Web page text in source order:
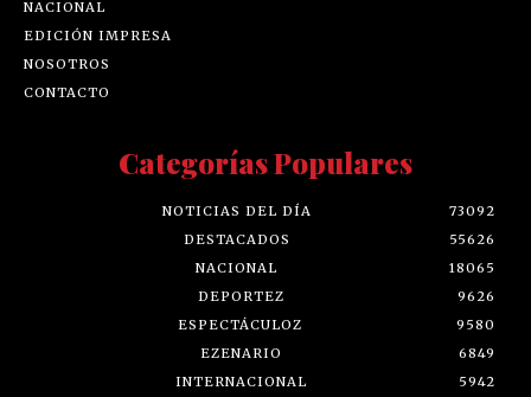
NACIONAL
EDICIÓN IMPRESA
NOSOTROS
CONTACTO
Categorías Populares
NOTICIAS DEL DÍA
73092
DESTACADOS
55626
NACIONAL
18065
DEPORTEZ
9626
ESPECTÁCULOZ
9580
EZENARIO
6849
INTERNACIONAL
5942